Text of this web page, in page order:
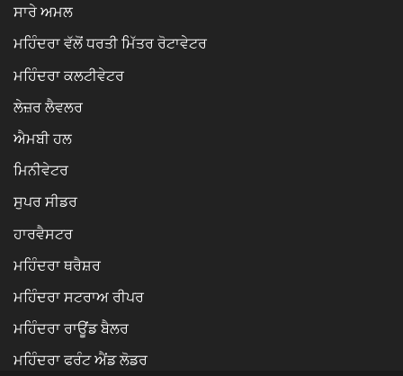
ਸਾਰੇ ਅਮਲ
ਮਹਿੰਦਰਾ ਵੱਲੋਂ ਧਰਤੀ ਮਿੱਤਰ ਰੋਟਾਵੇਟਰ
ਮਹਿੰਦਰਾ ਕਲਟੀਵੇਟਰ
ਲੇਜ਼ਰ ਲੈਵਲਰ
ਐਮਬੀ ਹਲ
ਮਿਨੀਵੇਟਰ
ਸੁਪਰ ਸੀਡਰ
ਹਾਰਵੈਸਟਰ
ਮਹਿੰਦਰਾ ਥਰੈਸ਼ਰ
ਮਹਿੰਦਰਾ ਸਟਰਾਅ ਰੀਪਰ
ਮਹਿੰਦਰਾ ਰਾਊਂਡ ਬੈਲਰ
ਮਹਿੰਦਰਾ ਫਰੰਟ ਐਂਡ ਲੋਡਰ